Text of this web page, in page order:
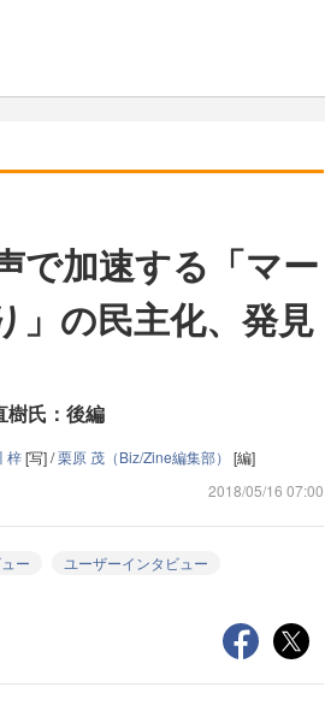
で加速する「マー
」の民主化、発見
樹氏：後編
梓[写] /栗原 茂（Biz/Zine編集部） [編]
2018/05/16 07:00
ー
ユーザーインタビュー